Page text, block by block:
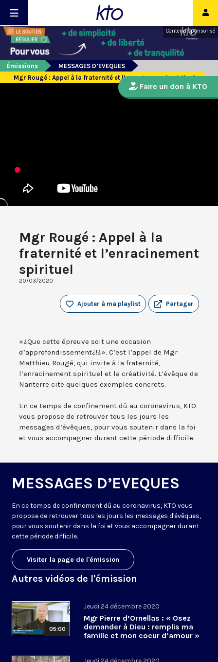
Contenu sponsorisé
Émissions
MESSAGES D’EVEQUES
Mgr Rougé : Appel à la fraternité et l’enracinement spirituel
Mgr Rougé : Appel à la
fraternité et l’enracinement
spirituel
20/03/2020
Partager
Ajouter à ma playlist
«¿Que cette épreuve soit une occasion
d’approfondissement¿!¿». C’est l’appel de Mgr
Matthieu Rougé, qui invite à la fraternité,
l’enracinement spirituel et la créativité. L’évêque de
Nanterre cite quelques exemples concrets.
En ce temps de confinement dû au coronavirus, KTO
vous propose de retrouver tous les jours les
messages d’évêques, pour vous soutenir dans la foi
et vous accompagner durant cette période difficile.
MESSAGES D’EVEQUES
En ce temps de confinement dû au coronavirus, KTO vous
propose de retrouver tous les jours les messages d'évêques,
pour vous soutenir dans la foi et vous accompagner durant
cette période difficile.
Visiter la page de l'émission
Autres vidéos de l'émission
05:00
Jeudi 24 décembre 2020
Mgr Pierre d’Ornellas : « Osez
demander à Dieu : remplis ma
famille et mon coeur d’amour »
Faire un don à KTO